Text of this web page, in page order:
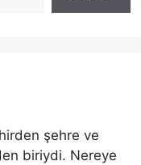
şehre ve
biriydi. Nereye